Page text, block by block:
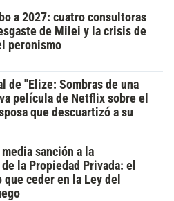
a 2027: cuatro consultoras
de Milei y la crisis de
peronismo
de "Elize: Sombras de una
película de Netflix sobre el
que descuartizó a su
sanción a la
la Propiedad Privada: el
ceder en la Ley del